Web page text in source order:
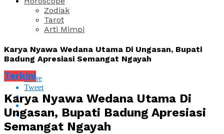
Zodiak
Tarot
Arti Mimpi
Karya Nyawa Wedana Utama Di Ungasan, Bupati
Badung Apresiasi Semangat Ngayah
Share
Tweet
Terkini
Karya Nyawa Wedana Utama Di
Ungasan, Bupati Badung Apresiasi
Semangat Ngayah